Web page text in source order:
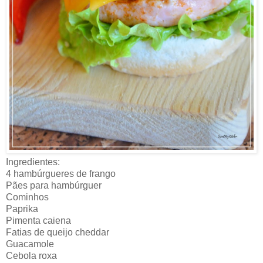
Ingredientes:
4 hambúrgueres de frango
Pães para hambúrguer
Cominhos
Paprika
Pimenta caiena
Fatias de queijo cheddar
Guacamole
Cebola roxa